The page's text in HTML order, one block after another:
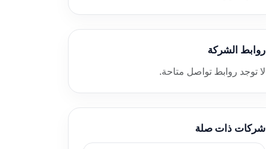
روابط الشركة
لا توجد روابط تواصل متاحة.
شركات ذات صلة